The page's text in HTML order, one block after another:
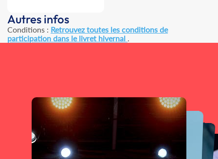
Autres infos
Conditions : Retrouvez toutes les conditions de
participation dans le livret hivernal .